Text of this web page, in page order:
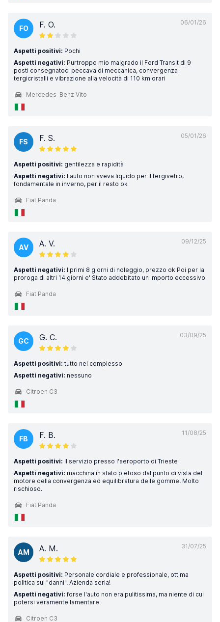
06/01/26
FO F. O.
Aspetti positivi: Pochi
Aspetti negativi: Purtroppo mio malgrado il Ford Transit di 9
posti consegnatoci peccava di meccanica, convergenza
tergicristalli e vibrazione alla velocità di 110 km orari
Mercedes-Benz Vito
05/01/26
FS F. S.
Aspetti positivi: gentilezza e rapidità
Aspetti negativi: l'auto non aveva liquido per il tergivetro,
fondamentale in inverno, per il resto ok
Fiat Panda
09/12/25
AV A. V.
Aspetti negativi: I primi 8 giorni di noleggio, prezzo ok Poi per la
proroga di altri 14 giorni e' Stato addebitato un importo eccessivo
Fiat Panda
03/09/25
GC G. C.
Aspetti positivi: tutto nel complesso
Aspetti negativi: nessuno
Citroen C3
11/08/25
FB F. B.
Aspetti positivi: Il servizio presso l'aeroporto di Trieste
Aspetti negativi: macchina in stato pietoso dal punto di vista del
motore della convergenza ed equilibratura delle gomme. Molto
rischioso.
Fiat Panda
31/07/25
AM A. M.
Aspetti positivi: Personale cordiale e professionale, ottima
politica sui "danni". Azienda seria!
Aspetti negativi: forse l'auto non era pulitissima, ma niente di cui
potersi veramente lamentare
Citroen C3